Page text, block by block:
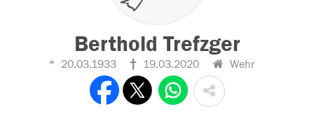
Berthold Trefzger
20.03.1933 19.03.2020 Wehr